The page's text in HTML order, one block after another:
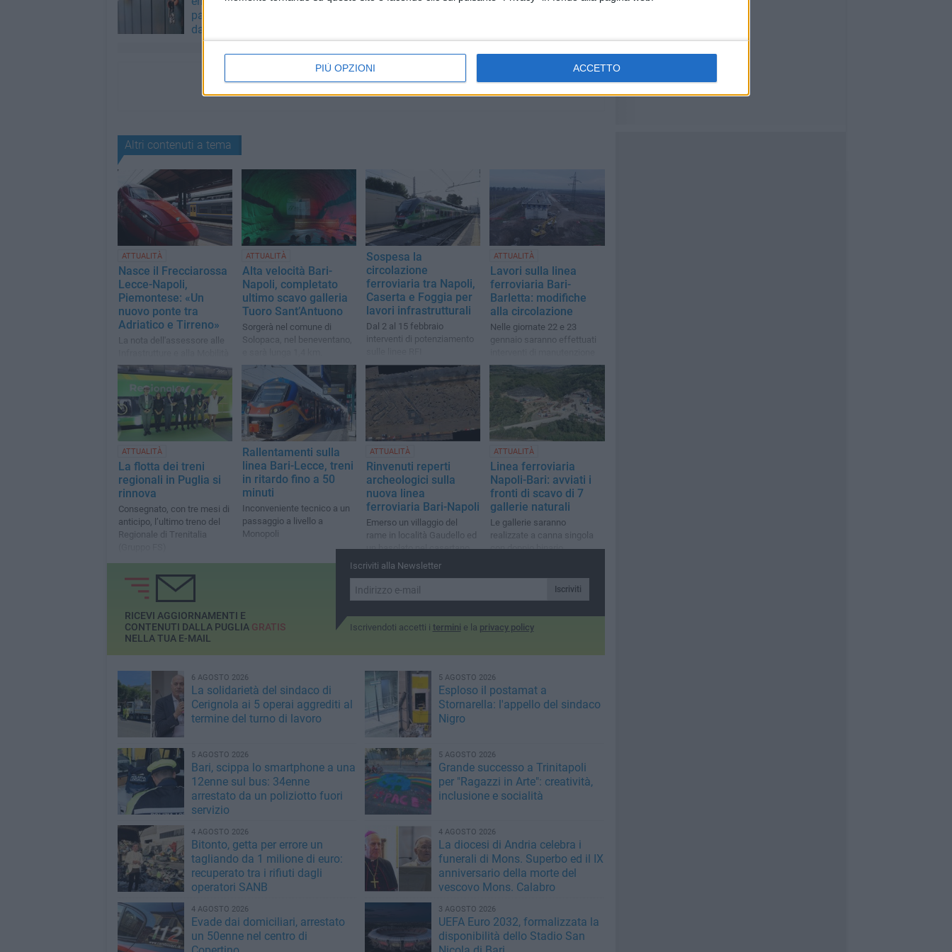
PIÙ OPZIONI ACCETTO
parenti, ma vengono scoperti
dalle telecamere
Altri contenuti a tema
ATTUALITÀ
Nasce il Frecciarossa
Lecce-Napoli,
Piemontese: «Un
nuovo ponte tra
Adriatico e Tirreno»
La nota dell'assessore alle
della Regione Puglia
ATTUALITÀ
Alta velocità Bari-
Napoli, completato
ultimo scavo galleria
Tuoro Sant’Antuono
Sorgerà nel comune di
Solopaca, nel beneventano,
Sospesa la
circolazione
ferroviaria tra Napoli,
Caserta e Foggia per
lavori infrastrutturali
Dal 2 al 15 febbraio
interventi di potenziamento
comporteranno modifiche e
bus sostitutivi
ATTUALITÀ
Lavori sulla linea
ferroviaria Bari-
Barletta: modifiche
alla circolazione
Nelle giornate 22 e 23
gennaio saranno effettuati
ATTUALITÀ
La flotta dei treni
regionali in Puglia si
rinnova
Consegnato, con tre mesi di
anticipo, l’ultimo treno del
Regionale di Trenitalia
Rallentamenti sulla
linea Bari-Lecce, treni
in ritardo fino a 50
minuti
Inconveniente tecnico a un
passaggio a livello a
Monopoli
ATTUALITÀ
Rinvenuti reperti
archeologici sulla
nuova linea
ferroviaria Bari-Napoli
Emerso un villaggio del
rame in località Gaudello ed
un basolato nel casertano
ATTUALITÀ
Linea ferroviaria
Napoli-Bari: avviati i
fronti di scavo di 7
gallerie naturali
Le gallerie saranno
realizzate a canna singola
con doppio binario
Iscriviti alla Newsletter
Iscriviti
Iscrivendoti accetti i termini e la privacy policy
RICEVI AGGIORNAMENTI E
CONTENUTI DALLA PUGLIA GRATIS
NELLA TUA E-MAIL
6 AGOSTO 2026
La solidarietà del sindaco di
Cerignola ai 5 operai aggrediti al
termine del turno di lavoro
5 AGOSTO 2026
Esploso il postamat a
Stornarella: l'appello del sindaco
Nigro
5 AGOSTO 2026
Bari, scippa lo smartphone a una
12enne sul bus: 34enne
arrestato da un poliziotto fuori
servizio
5 AGOSTO 2026
Grande successo a Trinitapoli
per "Ragazzi in Arte": creatività,
inclusione e socialità
4 AGOSTO 2026
Bitonto, getta per errore un
tagliando da 1 milione di euro:
recuperato tra i rifiuti dagli
operatori SANB
4 AGOSTO 2026
La diocesi di Andria celebra i
funerali di Mons. Superbo ed il IX
anniversario della morte del
vescovo Mons. Calabro
4 AGOSTO 2026
Evade dai domiciliari, arrestato
un 50enne nel centro di
3 AGOSTO 2026
UEFA Euro 2032, formalizzata la
disponibilità dello Stadio San